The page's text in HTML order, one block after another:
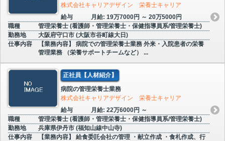
株式会社キャリアデザイン 栄養士キャリア
給与
月給: 19万7000円 ～ 20万5000円
職種
管理栄養士 (看護師・管理栄養士・保健指導員系/管理栄養士)
勤務地
大阪府守口市 (大阪市谷町線大日)
仕事内容
【業務内容】 病院での管理栄養士業務 外来・入院患者の栄養
管理業務 （栄養サポートチームなど） ...
正社員【人材紹介】
病院の管理栄養士業務
株式会社キャリアデザイン 栄養士キャリア
給与
月給: 22万6000円 ～
職種
管理栄養士 (看護師・管理栄養士・保健指導員系/管理栄養士)
勤務地
兵庫県伊丹市 (福知山線中山寺)
仕事内容
【業務内容】 給食委託会社の管理 ・献立作成 ・食札作成、行